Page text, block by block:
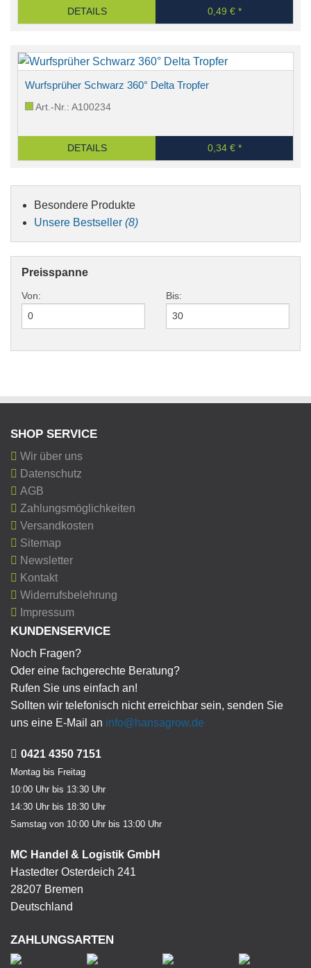
DETAILS 0,49 € *
Wurfsprüher Schwarz 360° Delta Tropfer
Art.-Nr.: A100234
DETAILS 0,34 € *
Besondere Produkte
Unsere Bestseller (8)
Preisspanne
Von: Bis:
SHOP SERVICE
Wir über uns
Datenschutz
AGB
Zahlungsmöglichkeiten
Versandkosten
Sitemap
Newsletter
Kontakt
Widerrufsbelehrung
Impressum
KUNDENSERVICE
Noch Fragen?
Oder eine fachgerechte Beratung?
Rufen Sie uns einfach an!
Sollten wir telefonisch nicht erreichbar sein, senden Sie
uns eine E-Mail an info@hansagrow.de
0421 4350 7151
Montag bis Freitag
10:00 Uhr bis 13:30 Uhr
14:30 Uhr bis 18:30 Uhr
Samstag von 10:00 Uhr bis 13:00 Uhr
MC Handel & Logistik GmbH
Hastedter Osterdeich 241
28207 Bremen
Deutschland
ZAHLUNGSARTEN